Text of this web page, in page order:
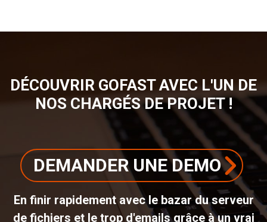
DÉCOUVRIR GOFAST AVEC L'UN DE
NOS CHARGÉS DE PROJET !
DEMANDER UNE DEMO
En finir rapidement avec le bazar du serveur
de fichiers et le trop d'emails grâce à un vrai